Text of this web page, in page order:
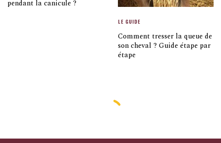
pendant la canicule ?
LE GUIDE
Comment tresser la queue de
son cheval ? Guide étape par
étape